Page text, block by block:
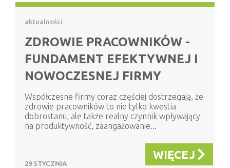
aktualności
ZDROWIE PRACOWNIKÓW -
FUNDAMENT EFEKTYWNEJ I
NOWOCZESNEJ FIRMY
Współczesne firmy coraz częściej dostrzegają, że
zdrowie pracowników to nie tylko kwestia
dobrostanu, ale także realny czynnik wpływający
na produktywność, zaangażowanie...
29 STYCZNIA
WIĘCEJ